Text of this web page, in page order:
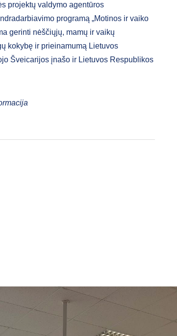
projektų valdymo agentūros
programą „Motinos ir vaiko
gerinti nėščiųjų, mamų ir vaikų
kokybę ir prieinamumą Lietuvos
Šveicarijos įnašo ir Lietuvos Respublikos